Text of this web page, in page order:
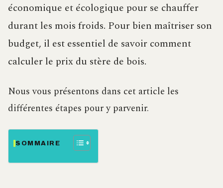
économique et écologique pour se chauffer
durant les mois froids. Pour bien maîtriser son
budget, il est essentiel de savoir comment
calculer le prix du stère de bois.
Nous vous présentons dans cet article les
différentes étapes pour y parvenir.
SOMMAIRE